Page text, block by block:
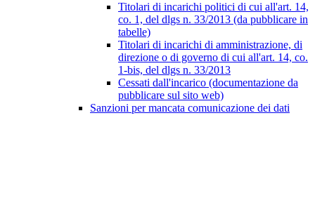
Titolari di incarichi politici di cui all'art. 14,
co. 1, del dlgs n. 33/2013 (da pubblicare in
tabelle)
Titolari di incarichi di amministrazione, di
direzione o di governo di cui all'art. 14, co.
1-bis, del dlgs n. 33/2013
Cessati dall'incarico (documentazione da
pubblicare sul sito web)
Sanzioni per mancata comunicazione dei dati